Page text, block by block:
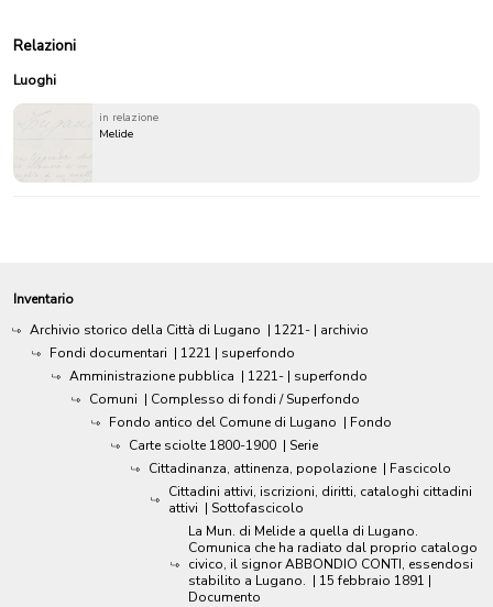
Relazioni
Luoghi
in relazione
Melide
Inventario
Archivio storico della Città di Lugano | 1221- | archivio
Fondi documentari | 1221 | superfondo
Amministrazione pubblica | 1221- | superfondo
Comuni | Complesso di fondi / Superfondo
Fondo antico del Comune di Lugano | Fondo
Carte sciolte 1800-1900 | Serie
Cittadinanza, attinenza, popolazione | Fascicolo
Cittadini attivi, iscrizioni, diritti, cataloghi cittadini
attivi | Sottofascicolo
La Mun. di Melide a quella di Lugano.
Comunica che ha radiato dal proprio catalogo
civico, il signor ABBONDIO CONTI, essendosi
stabilito a Lugano. | 15 febbraio 1891 |
Documento